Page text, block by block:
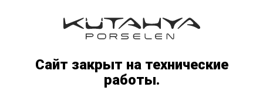
Сайт закрыт на технические
работы.